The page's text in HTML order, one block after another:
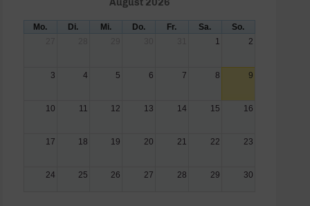
August 2026
Mo. Di. Mi. Do. Fr. Sa.
So.
1 2
3 4 5 6 7 8 9
10 11 12 13 14 15 16
17 18 19 20 21 22 23
24 25 26 27 28 29 30